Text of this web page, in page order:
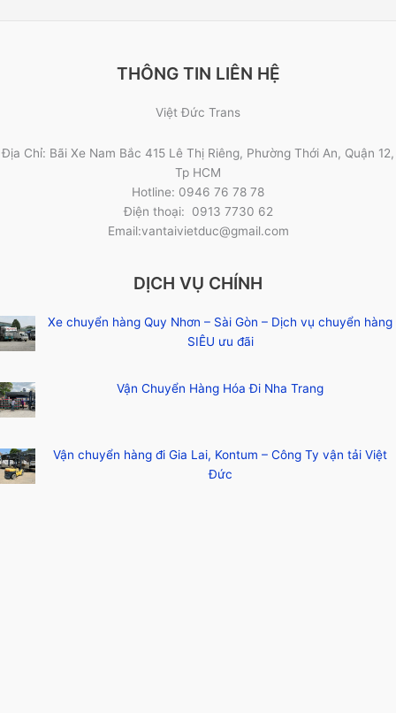
THÔNG TIN LIÊN HỆ
Việt Đức Trans
Địa Chỉ: Bãi Xe Nam Bắc 415 Lê Thị Riêng, Phường Thới An, Quận 12,
Tp HCM
Hotline: 0946 76 78 78
Điện thoại: 0913 7730 62
Email:vantaivietduc@gmail.com
DỊCH VỤ CHÍNH
Xe chuyển hàng Quy Nhơn – Sài Gòn – Dịch vụ chuyển hàng
SIÊU ưu đãi
Vận Chuyển Hàng Hóa Đi Nha Trang
Vận chuyển hàng đi Gia Lai, Kontum – Công Ty vận tải Việt
Đức